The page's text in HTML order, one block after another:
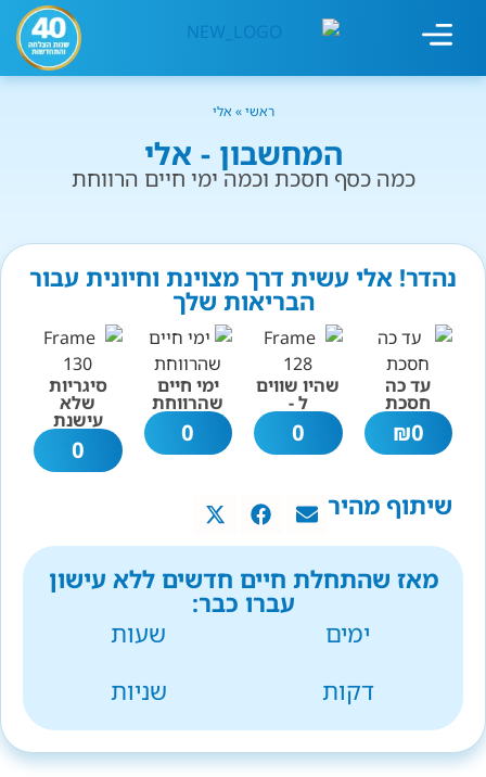
ראשי» אלי
המחשבון - אלי
כמה כסף חסכת וכמה ימי חיים הרווחת
נהדר! אלי עשית דרך מצוינת וחיונית עבור
הבריאות שלך
עד כה
חסכת
0
₪
שהיו שווים
ל -
0
ימי חיים
שהרווחת
0
סיגריות
שלא
עישנת
0
שיתוף מהיר
מאז שהתחלת חיים חדשים ללא עישון
עברו כבר:
ימים
שעות
דקות
שניות